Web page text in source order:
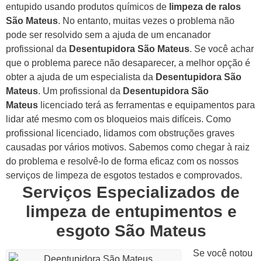
entupido usando produtos químicos de limpeza de ralos
São Mateus. No entanto, muitas vezes o problema não
pode ser resolvido sem a ajuda de um encanador
profissional da Desentupidora São Mateus. Se você achar
que o problema parece não desaparecer, a melhor opção é
obter a ajuda de um especialista da Desentupidora São
Mateus. Um profissional da Desentupidora São
Mateus licenciado terá as ferramentas e equipamentos para
lidar até mesmo com os bloqueios mais difíceis. Como
profissional licenciado, lidamos com obstruções graves
causadas por vários motivos. Sabemos como chegar à raiz
do problema e resolvê-lo de forma eficaz com os nossos
serviços de limpeza de esgotos testados e comprovados.
Serviços Especializados de
limpeza de entupimentos e
esgoto São Mateus
Se você notou